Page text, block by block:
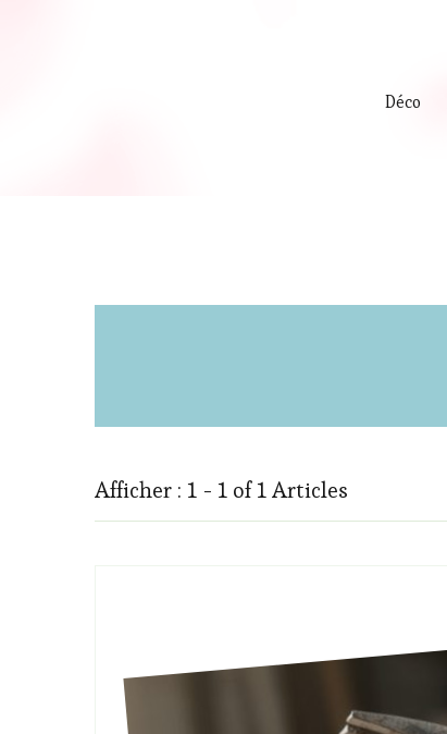
Déco
Afficher : 1 - 1 of 1 Articles